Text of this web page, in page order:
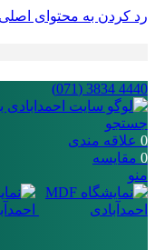
رد کردن به محتوای اصلی
4440 3834 (071)
جستجو
0 علاقه مندی
0 مقایسه
منو